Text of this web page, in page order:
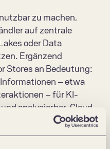
zu machen,
auf zentrale
oder Data
Ergänzend
Stores an Bedeutung:
– etwa
– für KI-
analysierbar. Cloud-
Bausteine bereit.
(ETL und